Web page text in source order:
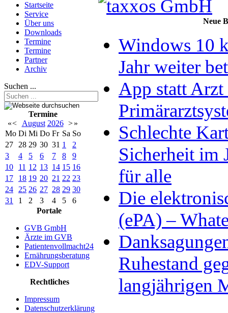
Startseite
Service
Über uns
Downloads
Termine
Termine
Partner
Archiv
Suchen ...
Termine
«< August 2026 > »
Mo Di Mi Do Fr Sa So
27
28 29 30 31 1
2
3
4 5 6 7 8
9
10
11 12 13 14 15 16
17
18 19 20 21 22 23
24
25 26 27 28 29 30
31
1 2 3 4 5
6
Portale
GVB GmbH
Ärzte im GVB
Patientenvollmacht24
Ernährungsberatung
EDV-Support
Rechtliches
Impressum
Datenschutzerklärung
Neue
Windows 10
Jahr weiter
App statt
Schlechte
Sicherheit im
für alle
Die
(ePA) –
Ruhestand
langjährigen